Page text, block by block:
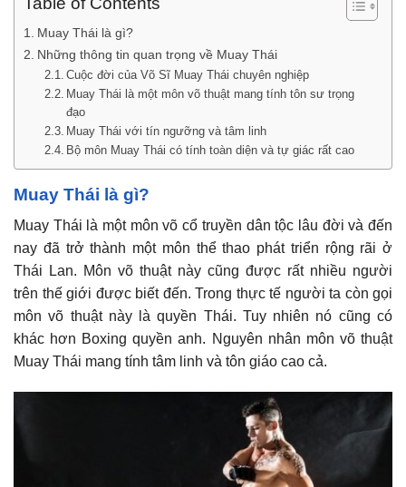
Muay Thái là gì?
Những thông tin quan trọng về Muay Thái
Cuộc đời của Võ Sĩ Muay Thái chuyên nghiệp
Muay Thái là một môn võ thuật mang tính tôn sư trọng
đạo
Muay Thái với tín ngưỡng và tâm linh
Bộ môn Muay Thái có tính toàn diện và tự giác rất cao
Muay Thái là gì?
Muay Thái là một môn võ cổ truyền dân tộc lâu đời và đến
nay đã trở thành một môn thể thao phát triển rộng rãi ở
Thái Lan. Môn võ thuật này cũng được rất nhiều người
trên thế giới được biết đến. Trong thực tế người ta còn gọi
môn võ thuật này là quyền Thái. Tuy nhiên nó cũng có
khác hơn Boxing quyền anh. Nguyên nhân môn võ thuật
Muay Thái mang tính tâm linh và tôn giáo cao cả.